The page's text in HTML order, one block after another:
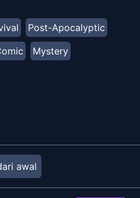
kalah dalam permainan
ke masa lalu. Dengan
Kang Shion mulai
dengan
ada sebelumnya.
Post-Apocalyptic
Mystery
awal